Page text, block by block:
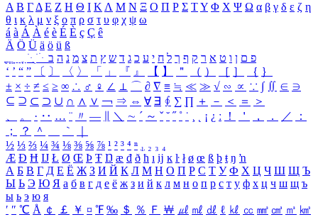
Α Β ΓΔ Ε Ζ Η Θ Ι ΚΛ Μ Ν Ξ Ο Π Ρ Σ ΤΥ Φ Χ Ψ Ω α β γ δ ε ζ η
θ ι κ λ μ ν ξ ο π ρ σ τ υ φ χ ψ ω
á à Á À é è É È ç Ç ê
Ä Ö Ü ä ö ü ß
ִֶֹ ֻּ ׁׂ פ ם ן ו ט א ר ק ף ך ל ח י ע כ ג ד ש ץ ת צ מ נ ה ב
‘ ’ “ ” 〔 〕 〈 〉 「 」 『 』 【 】 ＂ （ ） ［ ］ ｛ ｝
± × ÷ ≠ ≤ ≥ ∞ ∴ ♂ ♀ ∠ ⊥ ⌒ ∂ ∇ ≡ ≒ ≪ ≫ √ ∽ ∝ ∵ ∫ ∬ ∈ ∋
⊆ ⊇ ⊂ ⊃ ∪ ∩ ∧ ∨ ￢ ⇒ ⇔ ∀ ∃ ∮ ∑ ∏ ＋ － ＜ ＝
＞
、
。 · ‥ … ¨ 〃 ― ＼ ∼ ´ ～ ˇ ˘ ˝ ˚ ˙ ¸ ¡ ¿ ː ！ ＇ ， ． ／
：
；
？ ＾ ｀
½ ⅓ ⅔ ¼ ¾ ⅛ ⅜ ⅝ ⅞ ¹ ² ³ ⁴ ⁿ ₁ ₂ ₃ ₄
Æ Ð Ħ Ĳ Ł Ø Œ Þ Ŧ Ŋ æ đ ð ħ ı ĳ ĸ ŀ ł ø œ ß þ ŧ ŋ ŉ
А Б В Г Д Е Ё Ж З И Й К Л М Н О П Р С Т У Ф Х Ц Ч Ш Щ Ъ
Ы Ь Э Ю Я а б в г д е ё ж з и й к л м н о п р с т у ф х ц ч ш щ ъ
ы ь э ю я
′ ″ ℃ Å ￠ ￡ ￥ ¤ ℉ ‰ ＄ ％ Ｆ ￦ ㎕ ㎖ ㎗ ℓ ㎘ ㏄ ㎣ ㎤ ㎥ ㎦